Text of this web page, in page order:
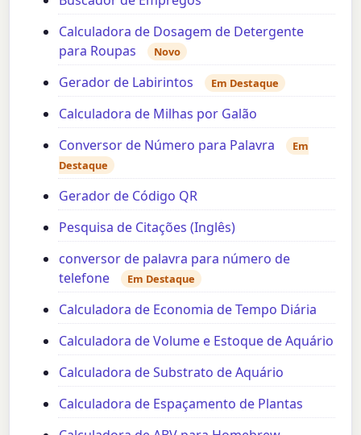
Calculadora de Dosagem de Detergente
para Roupas
Novo
Gerador de Labirintos Em Destaque
Calculadora de Milhas por Galão
Conversor de Número para Palavra
Em
Destaque
Gerador de Código QR
Pesquisa de Citações (Inglês)
conversor de palavra para número de
telefone
Em Destaque
Calculadora de Economia de Tempo Diária
Calculadora de Volume e Estoque de Aquário
Calculadora de Substrato de Aquário
Calculadora de Espaçamento de Plantas